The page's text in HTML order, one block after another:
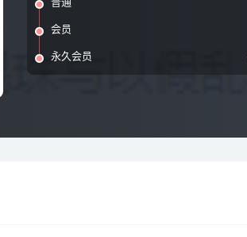
普通
会员
永久会员